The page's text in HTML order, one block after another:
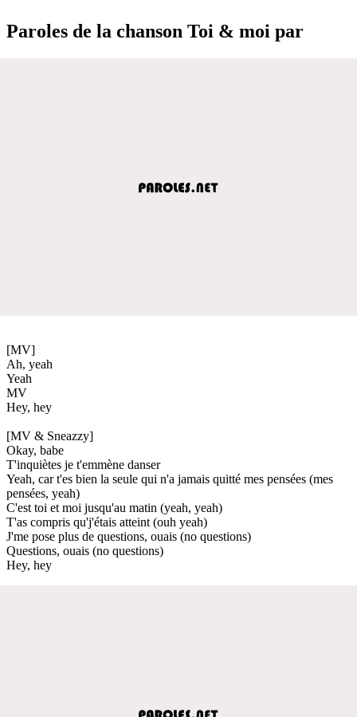
Paroles de la chanson Toi & moi par
[MV]
Ah, yeah
Yeah
MV
Hey, hey
[MV & Sneazzy]
Okay, babe
T'inquiètes je t'emmène danser
Yeah, car t'es bien la seule qui n'a jamais quitté mes pensées (mes
pensées, yeah)
C'est toi et moi jusqu'au matin (yeah, yeah)
T'as compris qu'j'étais atteint (ouh yeah)
J'me pose plus de questions, ouais (no questions)
Questions, ouais (no questions)
Hey, hey